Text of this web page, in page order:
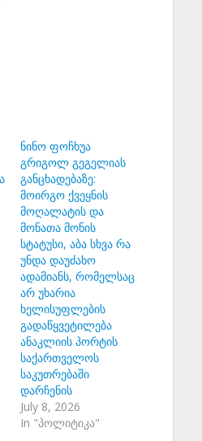
ნინო ფოჩხუა
გრიგოლ გეგელიას
განცხადებაზე:
მოირგო ქვეყნის
მოღალატის და
მონათა მონის
სტატუსი, აბა სხვა რა
უნდა დაუძახო
ადამიანს, რომელსაც
არ უხარია
ხელისუფლების
გადაწყვეტილება
ანაკლიის პორტის
საქართველოს
საკუთრებაში
დარჩენის
July 8, 2026
In "პოლიტიკა"